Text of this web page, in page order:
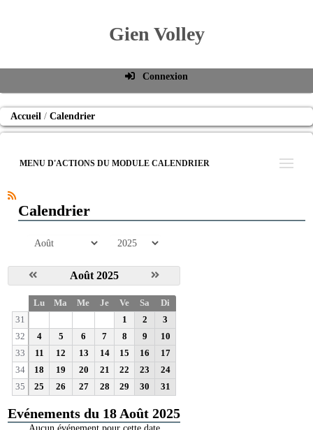
Gien Volley
Connexion
Identifiant de connexion
Mot de passe oublié
Accueil Calendrier
MENU D'ACTIONS DU MODULE CALENDRIER
Calendrier
mois année
Août 2025
e
Lu Ma Me Je Ve Sa
Di
31
1 2
3
32
4 5 6 7 8 9
10
33
11 12 13 14 15 16
17
34
18 19 20 21 22 23
24
35
25 26 27 28 29 30 31
Evénements du 18 Août 2025